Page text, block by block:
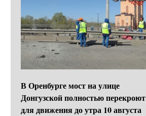
В Оренбурге мост на улице
Донгузской полностью перекроют
для движения до утра 10 августа